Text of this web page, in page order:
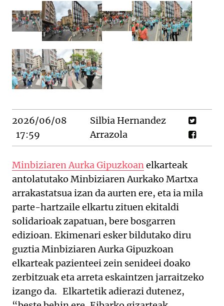
2026/06/08
17:59
Silbia Hernandez
Arrazola
Minbiziaren Aurka Gipuzkoanelkarteak
antolatutako Minbiziaren Aurkako Martxa
arrakastatsua izan da aurten ere, eta ia mila
parte-hartzaile elkartu zituen ekitaldi
solidarioak zapatuan, bere bosgarren
edizioan. Ekimenari esker bildutako diru
guztia Minbiziaren Aurka Gipuzkoan
elkarteak pazienteei zein senideei doako
zerbitzuak eta arreta eskaintzen jarraitzeko
izango da. Elkartetik adierazi dutenez,